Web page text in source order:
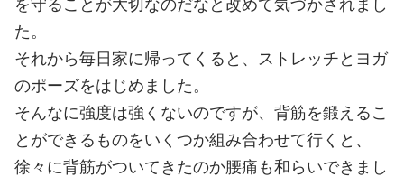
を守ることが大切なのだなと改めて気づかされまし
た。
それから毎日家に帰ってくると、ストレッチとヨガ
のポーズをはじめました。
そんなに強度は強くないのですが、背筋を鍛えるこ
とができるものをいくつか組み合わせて行くと、
徐々に背筋がついてきたのか腰痛も和らいできまし